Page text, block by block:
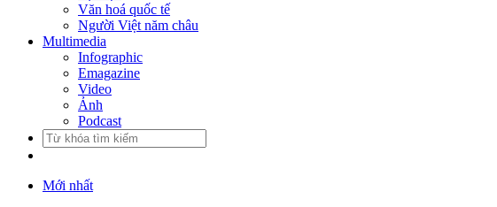
Văn hoá quốc tế
Người Việt năm châu
Multimedia
Infographic
Emagazine
Video
Ảnh
Podcast
Mới nhất